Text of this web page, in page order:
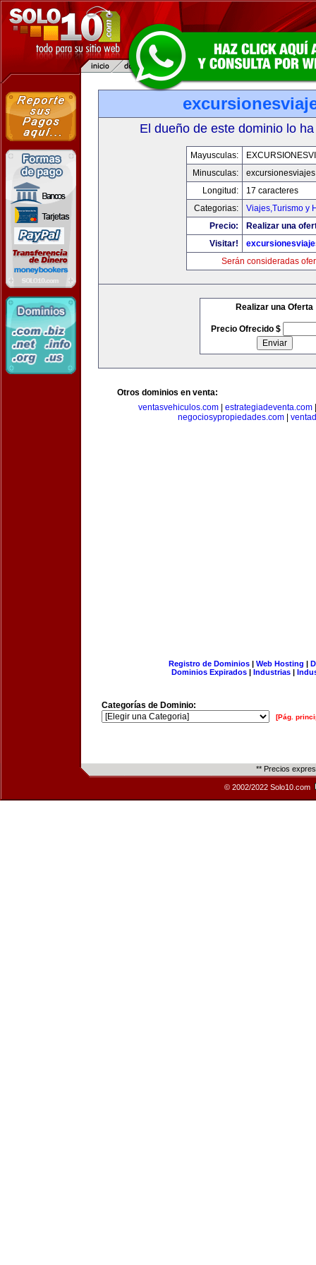
El dueño de este dominio lo
Mayusculas:
Minusculas:
Longitud:
17 caracteres
Categorias:
Viajes,Turismo y
Precio:
Realizar una
Visitar!
Serán consideradas
Realizar una Oferta
Precio Ofrecido $
Otros dominios en venta:
ventasvehiculos.com
estrategiadeventa.com
negociosypropiedades.com
Registro de Dominios| Web Hosting |
Dominios Expirados | Industrias |
Categorías de Dominio:
[Pág.
** Precios
© 2002/2022 Solo10.com